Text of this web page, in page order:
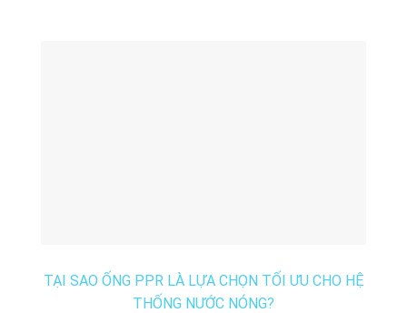
TẠI SAO ỐNG PPR LÀ LỰA CHỌN TỐI ƯU CHO HỆ
THỐNG NƯỚC NÓNG?